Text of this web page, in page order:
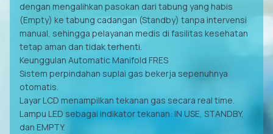
dengan mengalihkan pasokan dari tabung yang habis
(Empty) ke tabung cadangan (Standby) tanpa intervensi
manual, sehingga pelayanan medis di fasilitas kesehatan
tetap aman dan tidak terhenti.
Keunggulan Automatic Manifold FRES
Sistem perpindahan suplai gas bekerja sepenuhnya
otomatis.
Layar LCD menampilkan tekanan gas secara real time.
Lampu LED sebagai indikator tekanan: IN USE, STANDBY,
dan EMPTY.